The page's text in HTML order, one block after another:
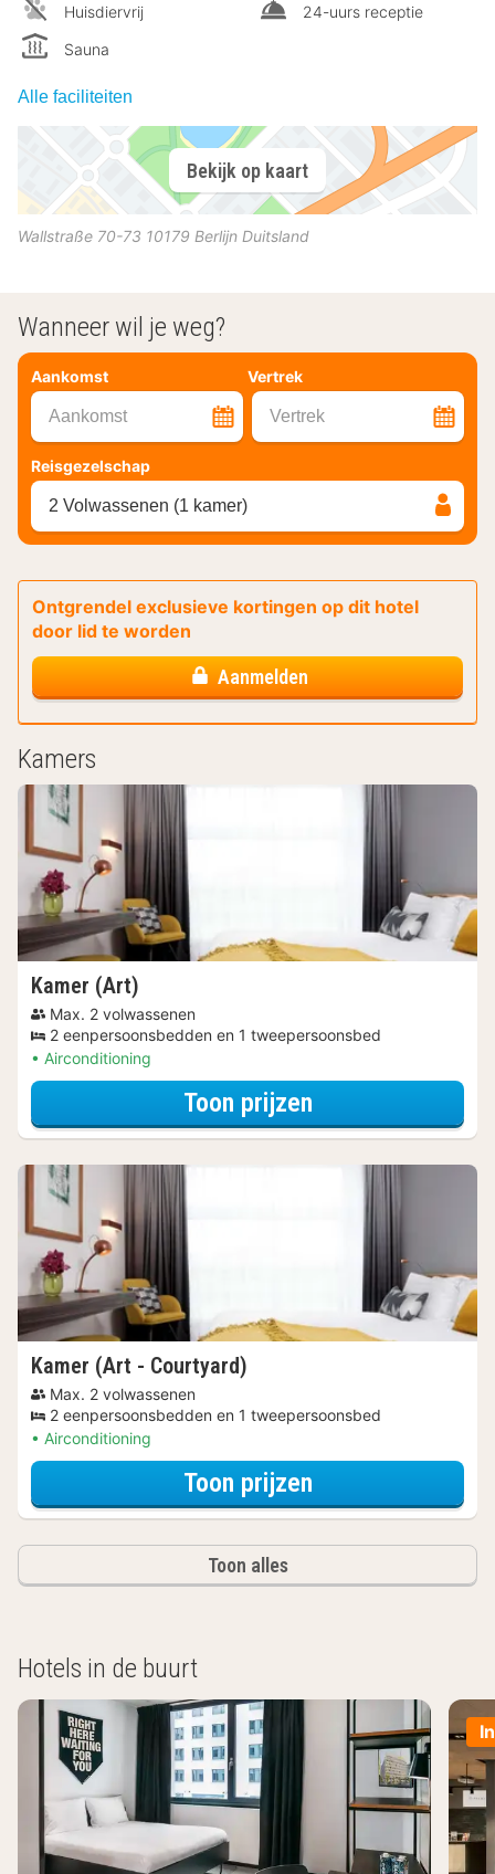
Huisdiervrij
Sauna
24-uurs receptie
Alle faciliteiten
Bekijk op kaart
Wallstraße 70-73 10179 Berlijn Duitsland
Wanneer wil je weg?
Aankomst Vertrek
Aankomst Vertrek
Reisgezelschap
2 Volwassenen (1 kamer)
Ontgrendel exclusieve kortingen op dit hotel
door lid te worden
Aanmelden
Kamers
Kamer (Art)
Max. 2 volwassenen
2 eenpersoonsbedden en 1 tweepersoonsbed
Airconditioning
Toon prijzenvoor Beleef de
Kamer (Art - Courtyard)
Max. 2 volwassenen
2 eenpersoonsbedden en 1 tweepersoonsbed
Airconditioning
Toon prijzenvoor Beleef de
Toon alles
Hotels in de buurt